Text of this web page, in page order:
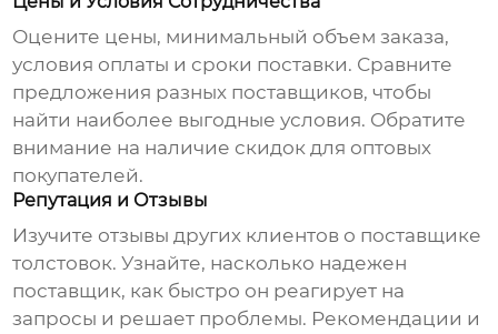
Оцените цены, минимальный объем заказа,
условия оплаты и сроки поставки. Сравните
предложения разных поставщиков, чтобы
найти наиболее выгодные условия. Обратите
внимание на наличие скидок для оптовых
покупателей.
Репутация и Отзывы
Изучите отзывы других клиентов о поставщике
толстовок. Узнайте, насколько надежен
поставщик, как быстро он реагирует на
запросы и решает проблемы. Рекомендации и